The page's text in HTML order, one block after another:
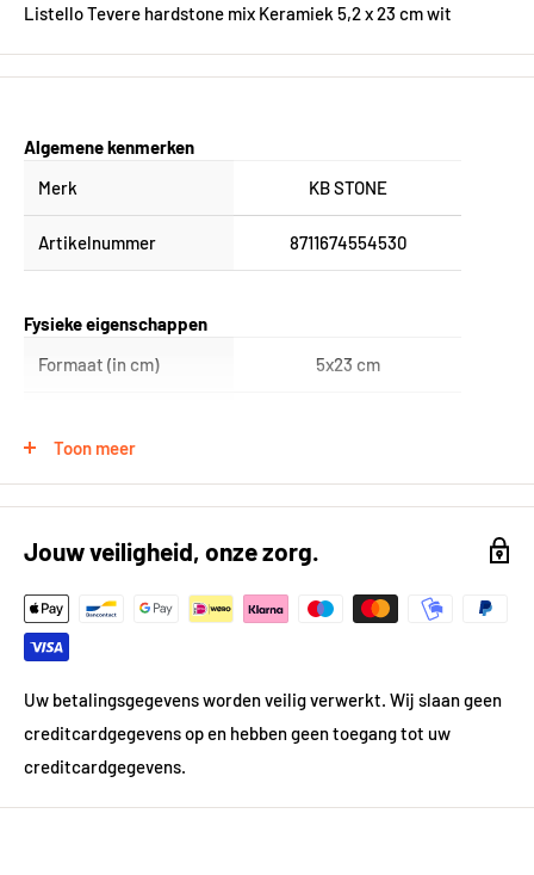
Listello Tevere hardstone mix Keramiek 5,2 x 23 cm wit
Algemene kenmerken
Merk
KB STONE
Artikelnummer 8711674554530
Fysieke eigenschappen
Formaat (in cm)
5x23 cm
Prijsgegevens
Inhoud per pak in m²
1.0
Toon meer
Jouw veiligheid, onze zorg.
Uw betalingsgegevens worden veilig verwerkt. Wij slaan geen
creditcardgegevens op en hebben geen toegang tot uw
creditcardgegevens.